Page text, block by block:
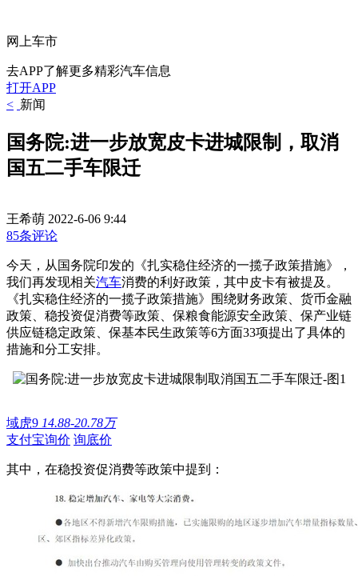
网上车市
去APP了解更多精彩汽车信息
打开APP
< 新闻
国务院:进一步放宽皮卡进城限制，取消
国五二手车限迁
王希萌 2022-6-06 9:44
85条评论
今天，从国务院印发的《扎实稳住经济的一揽子政策措施》，
我们再发现相关汽车消费的利好政策，其中皮卡有被提及。
《扎实稳住经济的一揽子政策措施》围绕财务政策、货币金融
政策、稳投资促消费等政策、保粮食能源安全政策、保产业链
供应链稳定政策、保基本民生政策等6方面33项提出了具体的
措施和分工安排。
域虎9 14.88-20.78万
支付宝询价 询底价
其中，在稳投资促消费等政策中提到：